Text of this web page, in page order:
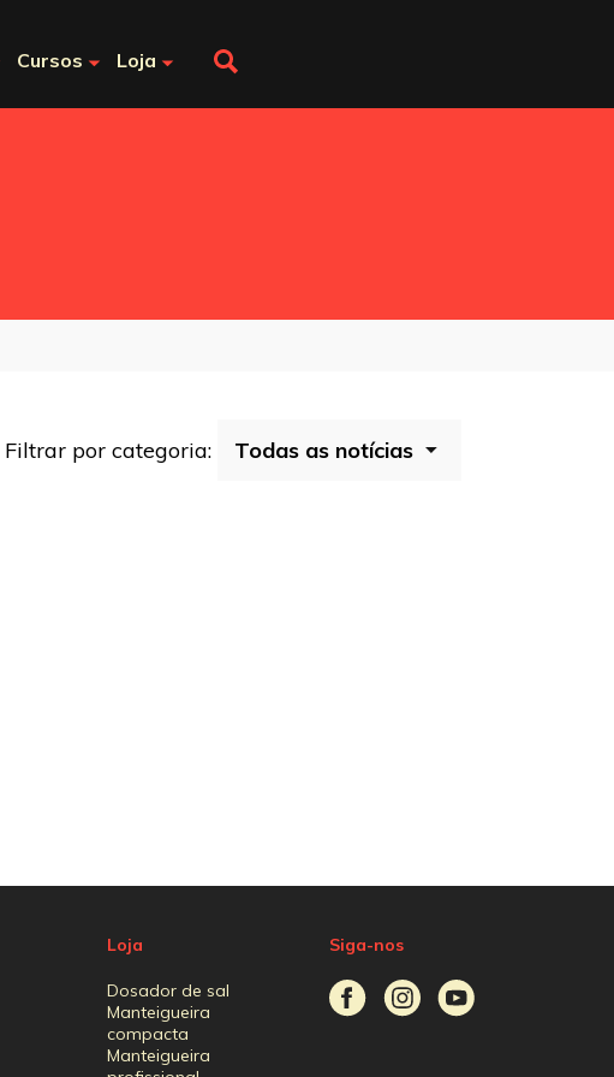
Cursos Loja
Filtrar por categoria:
Loja
Dosador de sal
Manteigueira
compacta
Manteigueira
Siga-nos